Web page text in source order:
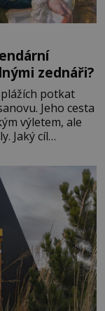
zednáři?
potkat
Jeho cesta
výletem, ale
Jaký cíl
tamní
nováčkem,